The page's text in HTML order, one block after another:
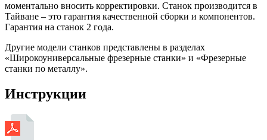
моментально вносить корректировки. Станок производится в
Тайване – это гарантия качественной сборки и компонентов.
Гарантия на станок 2 года.
Другие модели станков представлены в разделах
«Широкоуниверсальные фрезерные станки» и «Фрезерные
станки по металлу».
Инструкции